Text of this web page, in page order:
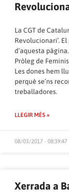
La CGT de
Revolucionari’.
d’aquesta pàgina.
Pròleg de
Les dones hem
perquè se’ns
treballadores.
LLEGIR MÉS »
08/03/2017 - 08:39:47
Xerrada a